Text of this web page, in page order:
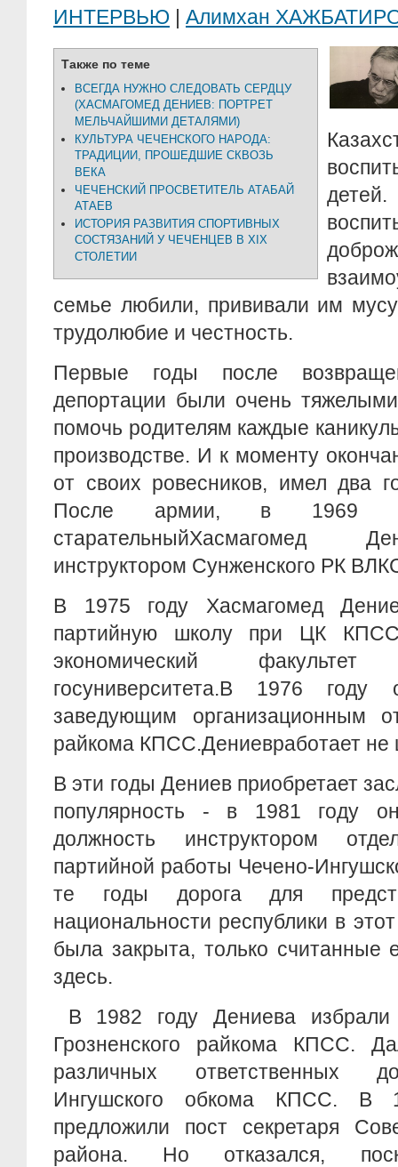
ИНТЕРВЬЮ | Алимхан
Также по теме
ВСЕГДА НУЖНО СЛЕДОВАТЬ СЕРДЦУ
(ХАСМАГОМЕД ДЕНИЕВ: ПОРТРЕТ
МЕЛЬЧАЙШИМИ ДЕТАЛЯМИ)
КУЛЬТУРА ЧЕЧЕНСКОГО НАРОДА:
ТРАДИЦИИ, ПРОШЕДШИЕ СКВОЗЬ
ВЕКА
ЧЕЧЕНСКИЙ ПРОСВЕТИТЕЛЬ АТАБАЙ
АТАЕВ
ИСТОРИЯ РАЗВИТИЯ СПОРТИВНЫХ
СОСТЯЗАНИЙ У ЧЕЧЕНЦЕВ В XIX
СТОЛЕТИИ
семье любили, прививали им
трудолюбие и честность.
Первые годы после
депортации были очень
помочь родителям каждые
производстве. И к моменту
от своих ровесников, имел два
После армии, в 1969
старательныйХасмагомед
инструктором Сунженского РК
В 1975 году Хасмагомед
партийную школу при ЦК
экономический факультет
госуниверситета.В 1976
заведующим организационным
райкома КПСС.Дениевработает не
В эти годы Дениев приобретает
популярность - в 1981 году
должность инструктором
партийной работы Чечено-
те годы дорога для
национальности республики в
была закрыта, только считанные
здесь.
В 1982 году Дениева избрали
Грозненского райкома КПСС.
различных ответственных
Ингушского обкома КПСС. В
предложили пост секретаря
района. Но отказался,